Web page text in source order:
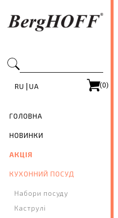
RU | UA (0)
ГОЛОВНА
НОВИНКИ
АКЦІЯ
КУХОННИЙ ПОСУД
Набори посуду
Каструлі